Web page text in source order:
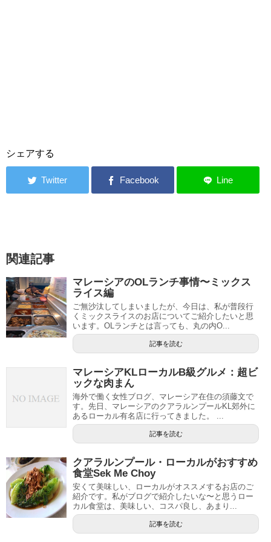
シェアする
関連記事
マレーシアのOLランチ事情〜ミックス
ライス編
ご無沙汰してしまいましたが、今日は、私が普段行
くミックスライスのお店についてご紹介したいと思
います。OLランチとは言っても、丸の内O...
記事を読む
マレーシアKLローカルB級グルメ：超ビ
ックな肉まん
海外で働く女性ブログ、マレーシア在住の須藤文で
す。先日、マレーシアのクアラルンプールKL郊外に
あるローカル有名店に行ってきました。 ...
記事を読む
クアラルンプール・ローカルがおすすめ
食堂Sek Me Choy
安くて美味しい、ローカルがオススメするお店のご
紹介です。私がブログで紹介したいな〜と思うロー
カル食堂は、美味しい、コスパ良し、あまり...
記事を読む